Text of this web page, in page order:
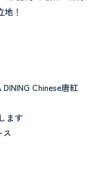
！
Chinese唐紅
ます
ス